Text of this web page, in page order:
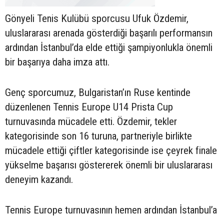
Gönyeli Tenis Kulübü sporcusu Ufuk Özdemir,
uluslararası arenada gösterdiği başarılı performansın
ardından İstanbul’da elde ettiği şampiyonlukla önemli
bir başarıya daha imza attı.
Genç sporcumuz, Bulgaristan’ın Ruse kentinde
düzenlenen Tennis Europe U14 Prista Cup
turnuvasında mücadele etti. Özdemir, tekler
kategorisinde son 16 turuna, partneriyle birlikte
mücadele ettiği çiftler kategorisinde ise çeyrek finale
yükselme başarısı göstererek önemli bir uluslararası
deneyim kazandı.
Tennis Europe turnuvasının hemen ardından İstanbul’a